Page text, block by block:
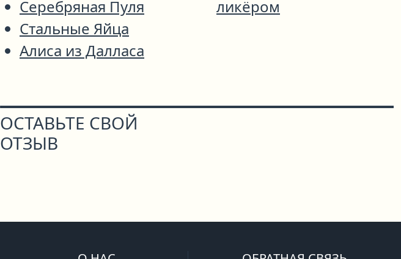
Серебряная Пуля
Стальные Яйца
Алиса из Далласа
ликёром
ОСТАВЬТЕ СВОЙ
ОТЗЫВ